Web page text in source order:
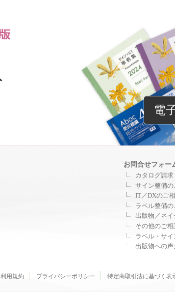
電
お問合せフォー
カタログ請
サイン整備
IT／DXのご
ラベル整備
出版物／ネ
その他のご
ラベル・サ
出版物への声
利用規約 プライバシーポリシー 特定商取引法に基づく表